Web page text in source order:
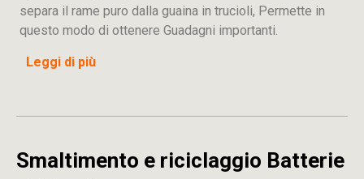
separa il rame puro dalla guaina in trucioli, Permette in
questo modo di ottenere Guadagni importanti.
Leggi di più
Smaltimento e riciclaggio Batterie